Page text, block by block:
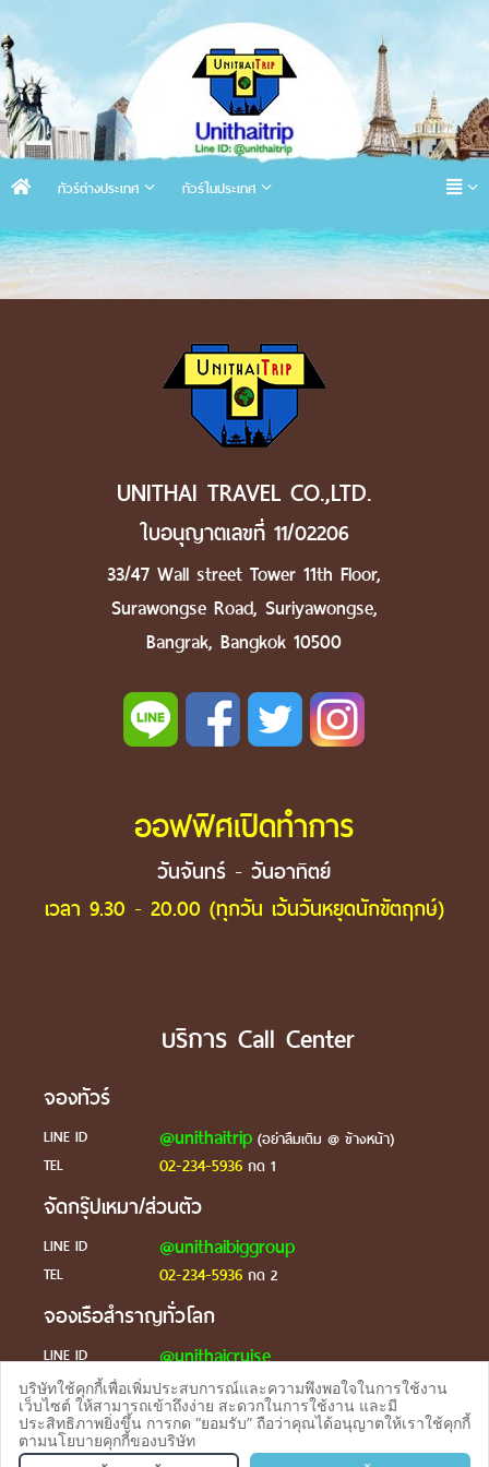
ทัวร์ต่างประเทศ ทัวร์ในประเทศ
จองทัวร TEL
UNITHAI TRAVEL CO.,LTD.
ใบอนุญาตเลขที่ 11/02206
33/47 Wall street Tower 11th Floor,
Surawongse Road, Suriyawongse,
Bangrak, Bangkok 10500
ออฟฟิศเปิดทำการ
วันจันทร์ - วันอาทิตย์
เวลา 9.30 - 20.00 (ทุกวัน เว้นวันหยุดนักขัตฤกษ์)
บริการ Call Center
จองทัวร์
LINE ID @unithaitrip(อย่าลืมเติม @ ข้างหน้า)
TEL
02-234-5936กด 1
จัดกรุ๊ปเหมา/ส่วนตัว
LINE ID @unithaibiggroup
TEL 02-234-5936กด 2
จองเรือสำราญทั่วโลก
LINE ID @unithaicruise
ร้องเรียน
LINE ID @unithaicare
บริษัทใช้คุกกี้เพื่อเพิ่มประสบการณ์และความพึงพอใจในการใช้งาน
เว็บไซต์ ให้สามารถเข้าถึงง่าย สะดวกในการใช้งาน และมี
ประสิทธิภาพยิ่งขึ้น การกด “ยอมรับ” ถือว่าคุณได้อนุญาตให้เราใช้คุกกี้
ตามนโยบายคุกกี้ของบริษัท